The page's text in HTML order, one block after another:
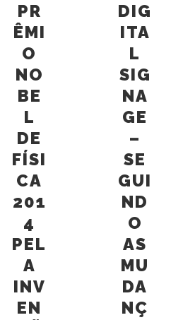
PR
ÊMI
O
NO
BE
L
DE
FÍSI
CA
201
4
PEL
A
INV
EN
DIG
ITA
L
SIG
NA
GE
–
SE
GUI
ND
O
AS
MU
DA
NÇ